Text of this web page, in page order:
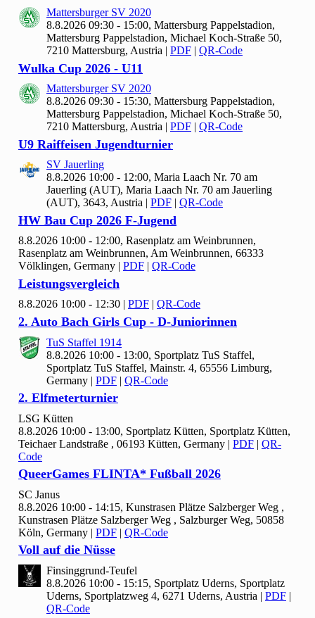
Mattersburger SV 2020
8.8.2026 09:30 - 15:00, Mattersburg Pappelstadion,
Mattersburg Pappelstadion, Michael Koch-Straße 50,
7210 Mattersburg, Austria | PDF | QR-Code
Wulka Cup 2026 - U11
Mattersburger SV 2020
8.8.2026 09:30 - 15:30, Mattersburg Pappelstadion,
Mattersburg Pappelstadion, Michael Koch-Straße 50,
7210 Mattersburg, Austria | PDF | QR-Code
U9 Raiffeisen Jugendturnier
SV Jauerling
8.8.2026 10:00 - 12:00, Maria Laach Nr. 70 am
Jauerling (AUT), Maria Laach Nr. 70 am Jauerling
(AUT), 3643, Austria | PDF | QR-Code
HW Bau Cup 2026 F-Jugend
8.8.2026 10:00 - 12:00, Rasenplatz am Weinbrunnen,
Rasenplatz am Weinbrunnen, Am Weinbrunnen, 66333
Völklingen, Germany | PDF | QR-Code
Leistungsvergleich
8.8.2026 10:00 - 12:30 PDF QR-Code
2. Auto Bach Girls Cup - D-Juniorinnen
TuS Staffel 1914
8.8.2026 10:00 - 13:00, Sportplatz TuS Staffel,
Sportplatz TuS Staffel, Mainstr. 4, 65556 Limburg,
Germany | PDF | QR-Code
2. Elfmeterturnier
LSG Kütten
8.8.2026 10:00 - 13:00, Sportplatz Kütten, Sportplatz Kütten,
Teichaer Landstraße , 06193 Kütten, Germany | PDF | QR-
Code
QueerGames FLINTA* Fußball 2026
SC Janus
8.8.2026 10:00 - 14:15, Kunstrasen Plätze Salzberger Weg ,
Kunstrasen Plätze Salzberger Weg , Salzburger Weg, 50858
Köln, Germany | PDF | QR-Code
Voll auf die Nüsse
Finsinggrund-Teufel
8.8.2026 10:00 - 15:15, Sportplatz Uderns, Sportplatz
Uderns, Sportplatzweg 4, 6271 Uderns, Austria | PDF |
QR-Code